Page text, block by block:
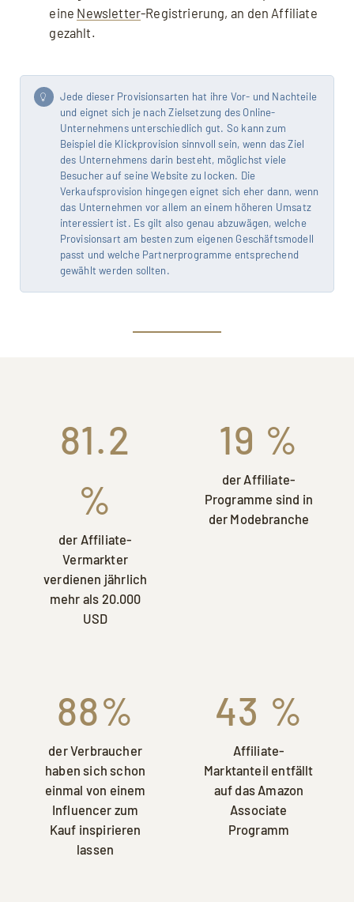
eine Newsletter-Registrierung, an den Affiliate
gezahlt.
Jede dieser Provisionsarten hat ihre Vor- und Nachteile
und eignet sich je nach Zielsetzung des Online-
Unternehmens unterschiedlich gut. So kann zum
Beispiel die Klickprovision sinnvoll sein, wenn das Ziel
des Unternehmens darin besteht, möglichst viele
Besucher auf seine Website zu locken. Die
Verkaufsprovision hingegen eignet sich eher dann, wenn
das Unternehmen vor allem an einem höheren Umsatz
interessiert ist. Es gilt also genau abzuwägen, welche
Provisionsart am besten zum eigenen Geschäftsmodell
passt und welche Partnerprogramme entsprechend
gewählt werden sollten.
81.2
%
der Affiliate-
Vermarkter
verdienen jährlich
mehr als 20.000
USD
19 %
der Affiliate-
Programme sind in
der Modebranche
88%
der Verbraucher
haben sich schon
einmal von einem
Influencer zum
Kauf inspirieren
lassen
43 %
Affiliate-
Marktanteil entfällt
auf das Amazon
Associate
Programm